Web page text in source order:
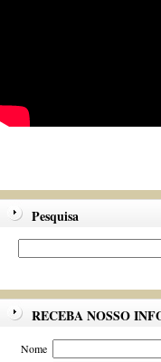
Pesquisa
RECEBA NOSSO
Nome